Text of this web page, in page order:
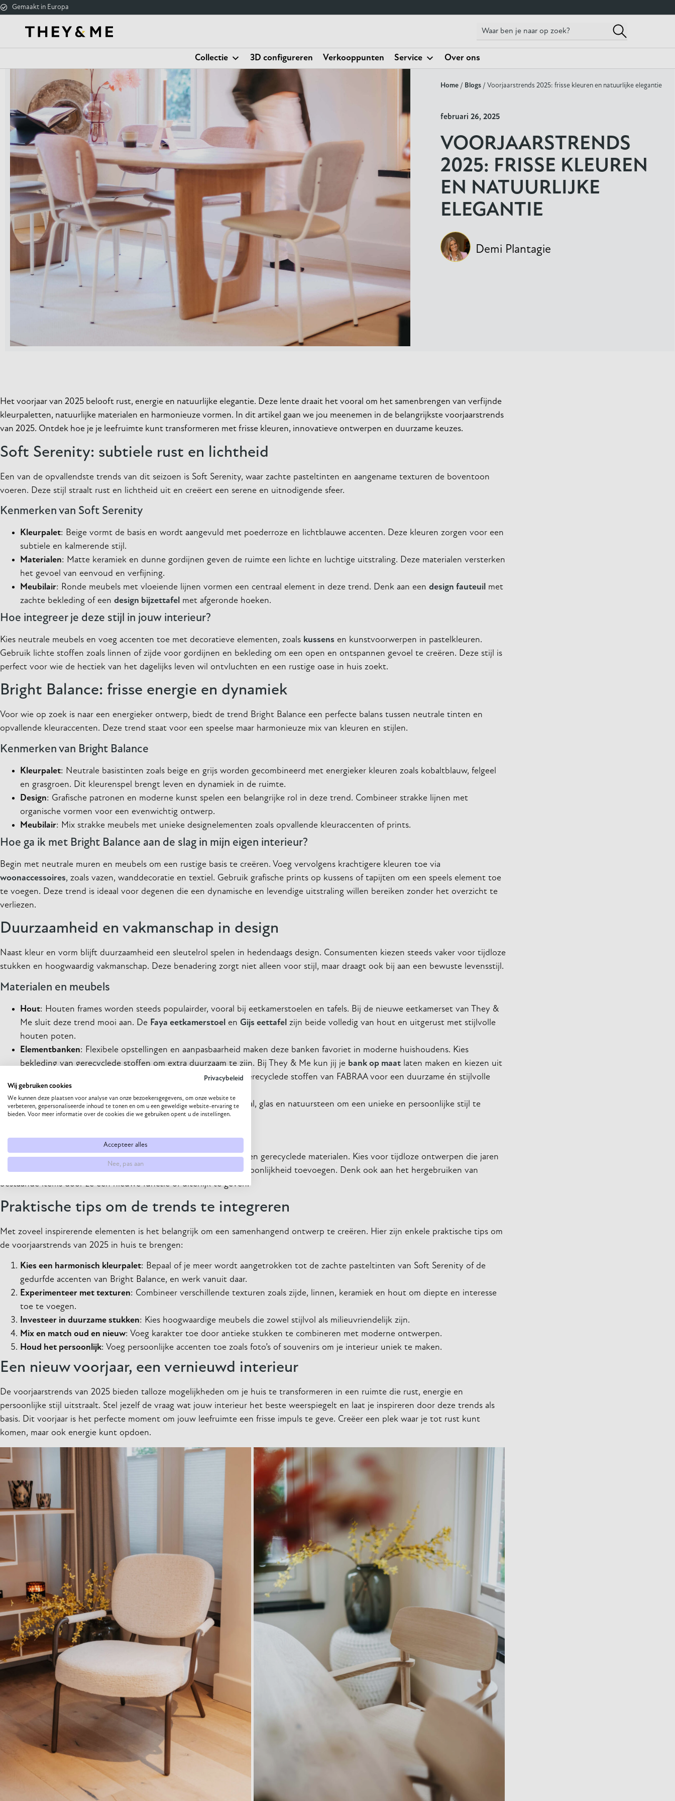
Gemaakt in Europa
Collectie 3D configureren Verkooppunten Service Over ons
Home / Blogs / Voorjaarstrends 2025: frisse kleuren en natuurlijke elegantie
februari 26, 2025
VOORJAARSTRENDS
2025: FRISSE KLEUREN
EN NATUURLIJKE
ELEGANTIE
Demi Plantagie
Het voorjaar van 2025 belooft rust, energie en natuurlijke elegantie. Deze lente draait het vooral om het samenbrengen van verfijnde
kleurpaletten, natuurlijke materialen en harmonieuze vormen. In dit artikel gaan we jou meenemen in de belangrijkste voorjaarstrends
van 2025. Ontdek hoe je je leefruimte kunt transformeren met frisse kleuren, innovatieve ontwerpen en duurzame keuzes.
Soft Serenity: subtiele rust en lichtheid
Een van de opvallendste trends van dit seizoen is Soft Serenity, waar zachte pasteltinten en aangename texturen de boventoon
voeren. Deze stijl straalt rust en lichtheid uit en creëert een serene en uitnodigende sfeer.
Kenmerken van Soft Serenity
Kleurpalet: Beige vormt de basis en wordt aangevuld met poederroze en lichtblauwe accenten. Deze kleuren zorgen voor een
subtiele en kalmerende stijl.
Materialen: Matte keramiek en dunne gordijnen geven de ruimte een lichte en luchtige uitstraling. Deze materialen versterken
het gevoel van eenvoud en verfijning.
Meubilair: Ronde meubels met vloeiende lijnen vormen een centraal element in deze trend. Denk aan een design fauteuil met
zachte bekleding of een design bijzettafel met afgeronde hoeken.
Hoe integreer je deze stijl in jouw interieur?
Kies neutrale meubels en voeg accenten toe met decoratieve elementen, zoals kussens en kunstvoorwerpen in pastelkleuren.
Gebruik lichte stoffen zoals linnen of zijde voor gordijnen en bekleding om een open en ontspannen gevoel te creëren. Deze stijl is
perfect voor wie de hectiek van het dagelijks leven wil ontvluchten en een rustige oase in huis zoekt.
Bright Balance: frisse energie en dynamiek
Voor wie op zoek is naar een energieker ontwerp, biedt de trend Bright Balance een perfecte balans tussen neutrale tinten en
opvallende kleuraccenten. Deze trend staat voor een speelse maar harmonieuze mix van kleuren en stijlen.
Kenmerken van Bright Balance
Kleurpalet: Neutrale basistinten zoals beige en grijs worden gecombineerd met energieker kleuren zoals kobaltblauw, felgeel
en grasgroen. Dit kleurenspel brengt leven en dynamiek in de ruimte.
Design: Grafische patronen en moderne kunst spelen een belangrijke rol in deze trend. Combineer strakke lijnen met
organische vormen voor een evenwichtig ontwerp.
Meubilair: Mix strakke meubels met unieke designelementen zoals opvallende kleuraccenten of prints.
Hoe ga ik met Bright Balance aan de slag in mijn eigen interieur?
Begin met neutrale muren en meubels om een rustige basis te creëren. Voeg vervolgens krachtigere kleuren toe via
woonaccessoires, zoals vazen, wanddecoratie en textiel. Gebruik grafische prints op kussens of tapijten om een speels element toe
te voegen. Deze trend is ideaal voor degenen die een dynamische en levendige uitstraling willen bereiken zonder het overzicht te
verliezen.
Duurzaamheid en vakmanschap in design
Naast kleur en vorm blijft duurzaamheid een sleutelrol spelen in hedendaags design. Consumenten kiezen steeds vaker voor tijdloze
stukken en hoogwaardig vakmanschap. Deze benadering zorgt niet alleen voor stijl, maar draagt ook bij aan een bewuste levensstijl.
Materialen en meubels
Hout: Houten frames worden steeds populairder, vooral bij eetkamerstoelen en tafels. Bij de nieuwe eetkamerset van They &
Me sluit deze trend mooi aan. De Faya eetkamerstoel en Gijs eettafel zijn beide volledig van hout en uitgerust met stijlvolle
houten poten.
Elementbanken: Flexibele opstellingen en aanpasbaarheid maken deze banken favoriet in moderne huishoudens. Kies
bekleding van gerecyclede stoffen om extra duurzaam te zijn. Bij They & Me kun jij je bank op maat laten maken en kiezen uit
je favoriete kleur en materiaal. Je kiest dan ook voor onze gerecyclede stoffen van FABRAA voor een duurzame én stijlvolle
keuze.
Combinaties: Speel met verschillende materialen zoals metaal, glas en natuursteen om een unieke en persoonlijke stijl te
creëren.
Hoe maak je bewuste keuzes?
Zoek naar meubels en decoraties die gemaakt zijn van duurzame en gerecyclede materialen. Kies voor tijdloze ontwerpen die jaren
meegaan en combineer deze met accessoires die een vleugje persoonlijkheid toevoegen. Denk ook aan het hergebruiken van
bestaande items door ze een nieuwe functie of uiterlijk te geven.
Praktische tips om de trends te integreren
Met zoveel inspirerende elementen is het belangrijk om een samenhangend ontwerp te creëren. Hier zijn enkele praktische tips om
de voorjaarstrends van 2025 in huis te brengen:
Kies een harmonisch kleurpalet: Bepaal of je meer wordt aangetrokken tot de zachte pasteltinten van Soft Serenity of de
gedurfde accenten van Bright Balance, en werk vanuit daar.
Experimenteer met texturen: Combineer verschillende texturen zoals zijde, linnen, keramiek en hout om diepte en interesse
toe te voegen.
Investeer in duurzame stukken: Kies hoogwaardige meubels die zowel stijlvol als milieuvriendelijk zijn.
Mix en match oud en nieuw: Voeg karakter toe door antieke stukken te combineren met moderne ontwerpen.
Houd het persoonlijk: Voeg persoonlijke accenten toe zoals foto’s of souvenirs om je interieur uniek te maken.
Een nieuw voorjaar, een vernieuwd interieur
De voorjaarstrends van 2025 bieden talloze mogelijkheden om je huis te transformeren in een ruimte die rust, energie en
persoonlijke stijl uitstraalt. Stel jezelf de vraag wat jouw interieur het beste weerspiegelt en laat je inspireren door deze trends als
basis. Dit voorjaar is het perfecte moment om jouw leefruimte een frisse impuls te geve. Creëer een plek waar je tot rust kunt
komen, maar ook energie kunt opdoen.
Privacybeleid
Wij gebruiken cookies
We kunnen deze plaatsen voor analyse van onze bezoekersgegevens, om onze website te
verbeteren, gepersonaliseerde inhoud te tonen en om u een geweldige website-ervaring te
bieden. Voor meer informatie over de cookies die we gebruiken opent u de instellingen.
Accepteer alles
Nee, pas aan